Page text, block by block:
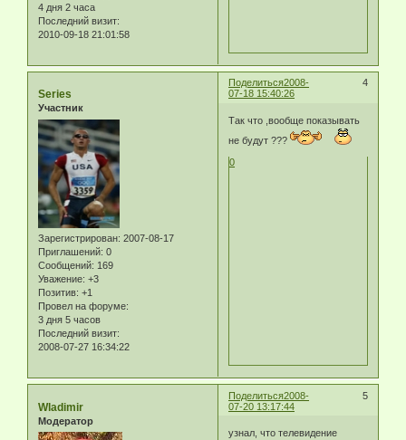
4 дня 2 часа
Последний визит:
2010-09-18 21:01:58
Поделиться 4
2008-
07-18 15:40:26
Series
Участник
Зарегистрирован: 2007-08-17
Приглашений: 0
Сообщений: 169
Уважение: +3
Позитив: +1
Провел на форуме:
3 дня 5 часов
Последний визит:
2008-07-27 16:34:22
Так что ,вообще показывать
не будут ???
0
Поделиться 5
2008-
07-20 13:17:44
Wladimir
Модератор
узнал, что телевидение